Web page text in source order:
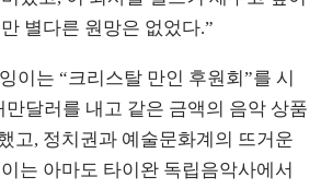
별다른 원망은 없었다.”
이는 “크리스탈 만인 후원회”를 시
만달러를 내고 같은 금액의 음악 상품
고, 정치권과 예술문화계의 뜨거운
는 아마도 타이완 독립음악사에서